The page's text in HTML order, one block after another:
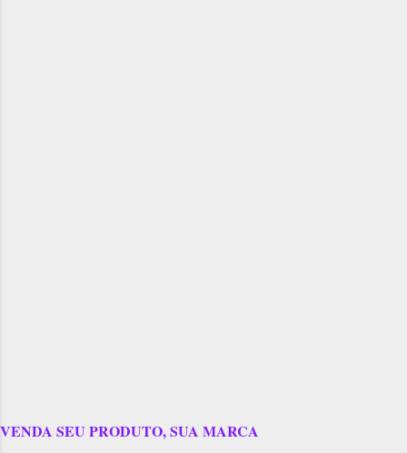
VENDA SEU PRODUTO, SUA MARCA